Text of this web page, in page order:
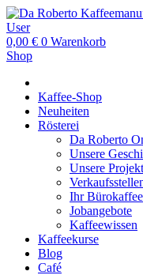
User
0,00 € 0 Warenkorb
Shop
Kaffee-Shop
Neuheiten
Rösterei
Da Roberto
Unsere
Unsere
Ihr Bürokaffee
Jobangebote
Kaffeewissen
Kaffeekurse
Blog
Café